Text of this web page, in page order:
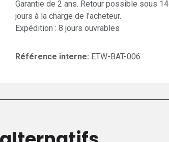
Garantie de 2 ans. Retour possible sous 14
jours à la charge de l'acheteur.
Expédition : 8 jours ouvrables
Référence interne: ETW-BAT-006